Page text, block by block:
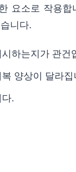
요소로 작용
니다.
하는지가 관건
양상이 달라집
.